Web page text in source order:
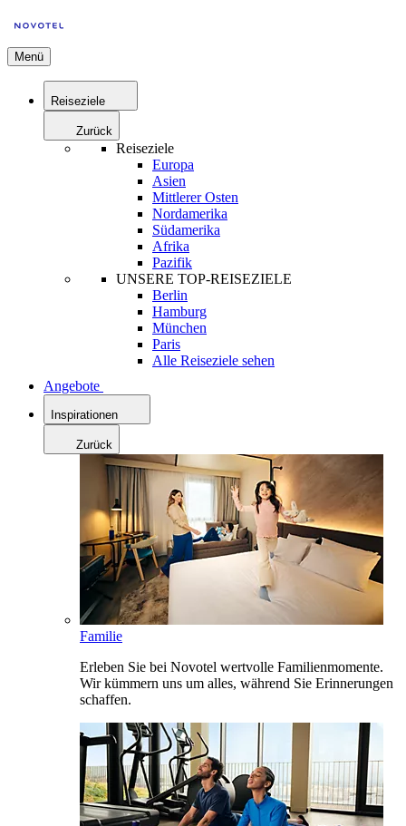
Menü
Reiseziele
Zurück
Reiseziele
Europa
Asien
Mittlerer Osten
Nordamerika
Südamerika
Afrika
Pazifik
UNSERE TOP-REISEZIELE
Berlin
Hamburg
München
Paris
Alle Reiseziele sehen
Angebote
Inspirationen
Zurück
Familie
Erleben Sie bei Novotel wertvolle Familienmomente.
Wir kümmern uns um alles, während Sie Erinnerungen
schaffen.